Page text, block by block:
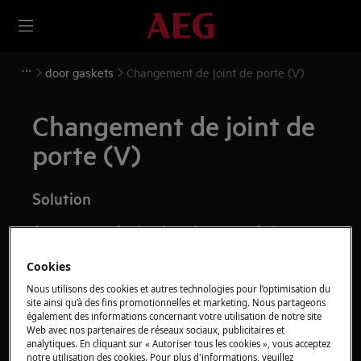
door gaskets Changement de joint de porte (V)
Changement de joint de
porte (V)
Solution
Avant toute opération de maintenance, éteignez
Faites toujours attention lorsque vous déplacez des
appareils, pour les appareils lourds, il faut deux
personnes pour le déplacer.
Utilisez toujours des gants de sécurité et des
Cookies
Nous utilisons des cookies et autres technologies pour l’optimisation du
site ainsi qu’à des fins promotionnelles et marketing. Nous partageons
également des informations concernant votre utilisation de notre site
Web avec nos partenaires de réseaux sociaux, publicitaires et
analytiques. En cliquant sur « Autoriser tous les cookies », vous acceptez
notre utilisation des cookies. Pour plus d'informations, veuillez